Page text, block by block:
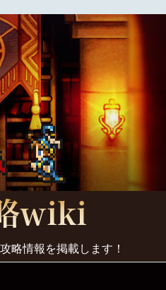
略情報を掲載します！